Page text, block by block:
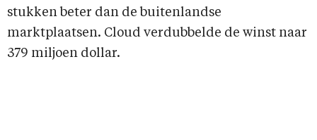
stukken beter dan de buitenlandse
marktplaatsen. Cloud verdubbelde de winst naar
379 miljoen dollar.